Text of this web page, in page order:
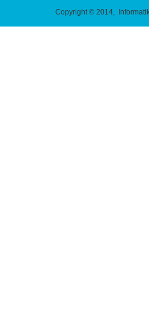
Copyright © 2014,